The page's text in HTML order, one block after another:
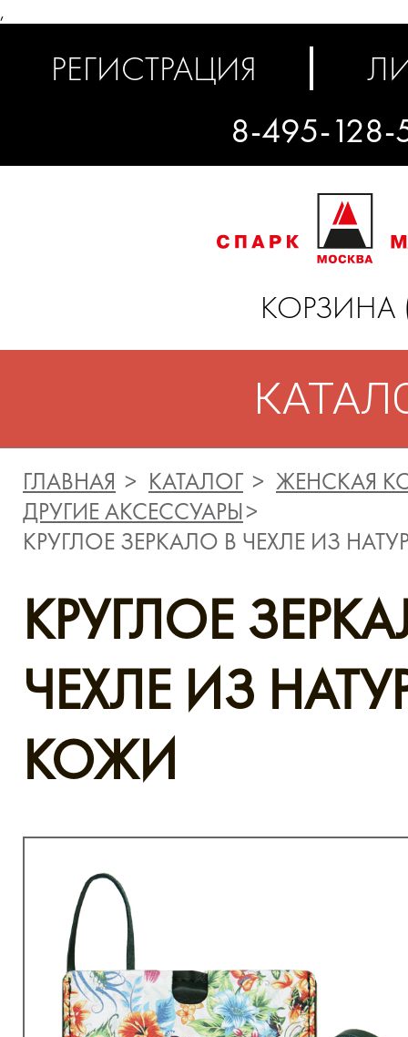
,
РЕГИСТРАЦИЯ
8-495-128-
КОРЗИНА
ГЛАВНАЯ КАТАЛОГ
ЖЕНСКАЯ
ДРУГИЕ АКСЕССУАРЫ
КРУГЛОЕ ЗЕРКАЛО В ЧЕХЛЕ ИЗ
КРУГЛОЕ
ЧЕХЛЕ ИЗ
КОЖИ